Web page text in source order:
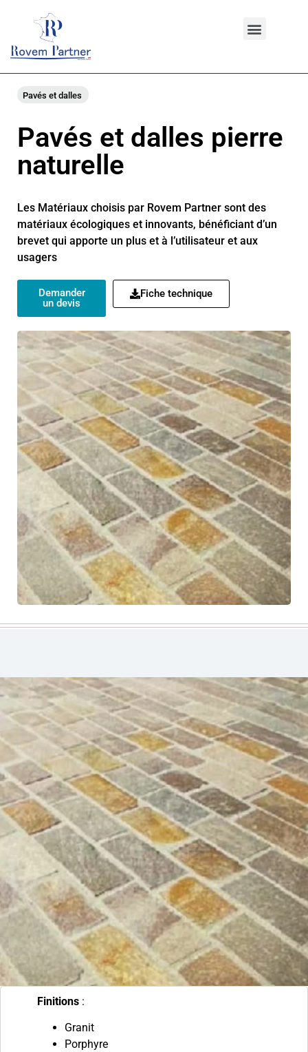
Pavés et dalles
Pavés et dalles pierre
naturelle
Les Matériaux choisis par Rovem Partner sont des
matériaux écologiques et innovants, bénéficiant d’un
brevet qui apporte un plus et à l’utilisateur et aux
usagers
Demander
un devis
Fiche technique
Finitions:
Granit
Porphyre